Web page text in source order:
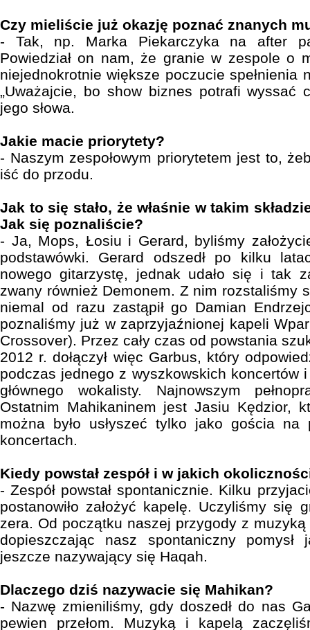
Czy mieliście już okazję poznać znanych
- Tak, np. Marka Piekarczyka na after
Powiedział on nam, że granie w zespole o
niejednokrotnie większe poczucie spełnienia
„Uważajcie, bo show biznes potrafi wyssać
jego słowa.
Jakie macie priorytety?
- Naszym zespołowym priorytetem jest to,
iść do przodu.
Jak to się stało, że właśnie w takim
Jak się poznaliście?
- Ja, Mops, Łosiu i Gerard, byliśmy
podstawówki. Gerard odszedł po kilku
nowego gitarzystę, jednak udało się i tak
zwany również Demonem. Z nim rozstaliśmy
niemal od razu zastąpił go Damian
poznaliśmy już w zaprzyjaźnionej kapeli
Crossover). Przez cały czas od powstania
2012 r. dołączył więc Garbus, który
podczas jednego z wyszkowskich koncertów
głównego wokalisty. Najnowszym
Ostatnim Mahikaninem jest Jasiu Kędzior,
można było usłyszeć tylko jako gościa
koncertach.
Kiedy powstał zespół i w jakich
- Zespół powstał spontanicznie. Kilku
postanowiło założyć kapelę. Uczyliśmy się
zera. Od początku naszej przygody z
dopieszczając nasz spontaniczny pomysł
jeszcze nazywający się Haqah.
Dlaczego dziś nazywacie się Mahikan?
- Nazwę zmieniliśmy, gdy doszedł do nas
pewien przełom. Muzyką i kapelą